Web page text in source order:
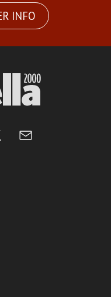
INFO